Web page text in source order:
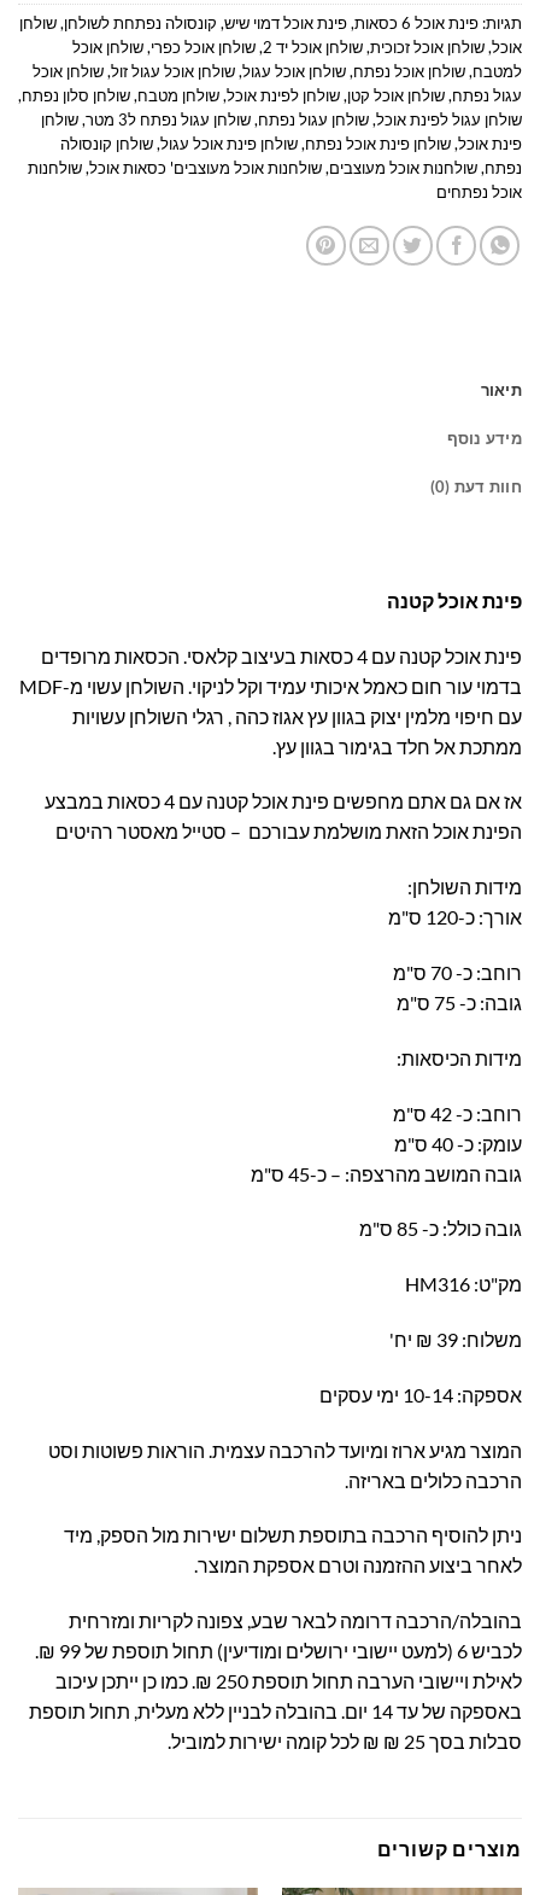
תגיות: פינת אוכל 6 כסאות ,פינת אוכל דמוי שיש, קונסולה נפתחת לשולחן,שולחן
אוכל,שולחן אוכל זכוכית,שולחן אוכל יד 2 ,שולחן אוכל כפרי,שולחן אוכל
למטבח,שולחן אוכל נפתח,שולחן אוכל עגול,שולחן אוכל עגול זול,שולחן אוכל
עגול נפתח,שולחן אוכל קטן,שולחן לפינת אוכל,שולחן מטבח,שולחן סלון נפתח,
שולחן עגול לפינת אוכל,שולחן עגול נפתח,שולחן עגול נפתח ל3 מטר ,שולחן
פינת אוכל,שולחן פינת אוכל נפתח,שולחן פינת אוכל עגול,שולחן קונסולה
נפתח,שולחנות אוכל מעוצבים,שולחנות אוכל מעוצבים' כסאות אוכל,שולחנות
אוכל נפתחים
תיאור
מידע נוסף
חוות דעת (0)
פינת אוכל קטנה
פינת אוכל קטנה עם 4 כסאות בעיצוב קלאסי. הכסאות מרופדים
בדמוי עור חום כאמל איכותי עמיד וקל לניקוי. השולחן עשוי מ-MDF
עם חיפוי מלמין יצוק בגוון עץ אגוז כהה , רגלי השולחן עשויות
ממתכת אל חלד בגימור בגוון עץ.
אז אם גם אתם מחפשים פינת אוכל קטנה עם 4 כסאות במבצע
הפינת אוכל הזאת מושלמת עבורכם – סטייל מאסטר רהיטים
מידות השולחן:
אורך: כ-120 ס"מ
רוחב: כ- 70 ס"מ
גובה: כ- 75 ס"מ
מידות הכיסאות:
רוחב: כ- 42 ס"מ
עומק: כ- 40 ס"מ
גובה המושב מהרצפה: – כ-45 ס"מ
גובה כולל: כ- 85 ס"מ
מק"ט: HM316
משלוח: 39 ₪ יח'
אספקה: 10-14 ימי עסקים
המוצר מגיע ארוז ומיועד להרכבה עצמית. הוראות פשוטות וסט
הרכבה כלולים באריזה.
ניתן להוסיף הרכבה בתוספת תשלום ישירות מול הספק, מיד
לאחר ביצוע ההזמנה וטרם אספקת המוצר.
בהובלה/הרכבה דרומה לבאר שבע, צפונה לקריות ומזרחית
לכביש 6 (למעט יישובי ירושלים ומודיעין) תחול תוספת של 99 ₪.
לאילת ויישובי הערבה תחול תוספת 250 ₪. כמו כן ייתכן עיכוב
באספקה של עד 14 יום. בהובלה לבניין ללא מעלית, תחול תוספת
סבלות בסך 25 ₪ ₪ לכל קומה ישירות למוביל.
מוצרים קשורים